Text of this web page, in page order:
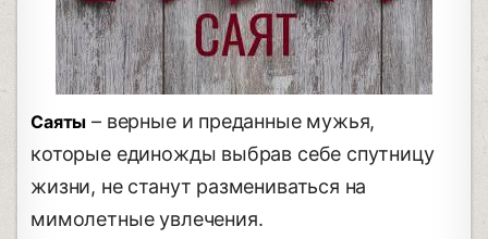
Саяты – верные и преданные мужья,
которые единожды выбрав себе спутницу
жизни, не станут размениваться на
мимолетные увлечения.